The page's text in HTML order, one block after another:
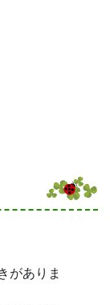
がありま